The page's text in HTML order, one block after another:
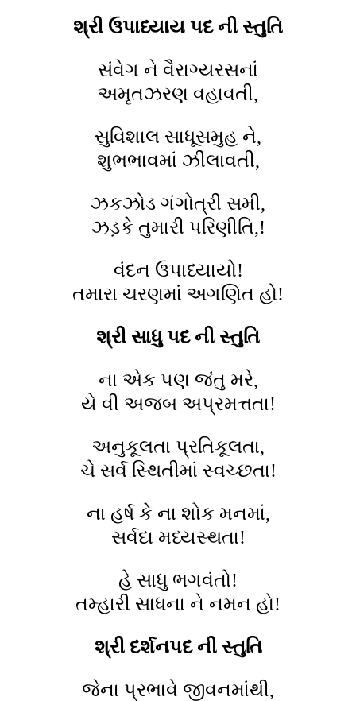
શ્રી ઉપાધ્યાય પદ ની સ્તુતિ
સંવેગ ને વૈરાગ્યરસનાં
અમૃતઝરણ વહાવતી,
સુવિશાલ સાધૂસમુહ ને,
શુભભાવમાં ઝીલાવતી,
ઝકઝોડ ગંગોત્રી સમી,
ઝડ઼કે તુમારી પરિણીતિ,!
વંદન ઉપાધ્યાયો!
તમારા ચરણમાં અગણિત હો!
શ્રી સાધુ પદ ની સ્તુતિ
ના એક પણ જંતુ મરે,
યે વી અજબ અપ્રમત્તતા!
અનુકૂલતા પ્રતિકૂલતા,
ચે સર્વ સ્થિતીમાં સ્વચ્છતા!
ના હર્ષ કે ના શોક મનમાં,
સર્વદા મધ્યસ્થતા!
હે સાધુ ભગવંતો!
તમ્હારી સાધના ને નમન હો!
શ્રી દર્શનપદ ની સ્તુતિ
જેના પ્રભાવે જીવનમાંથી,